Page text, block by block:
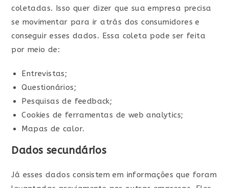
coletadas. Isso quer dizer que sua empresa precisa
se movimentar para ir atrás dos consumidores e
conseguir esses dados. Essa coleta pode ser feita
por meio de:
Entrevistas;
Questionários;
Pesquisas de feedback;
Cookies de ferramentas de web analytics;
Mapas de calor.
Dados secundários
Já esses dados consistem em informações que foram